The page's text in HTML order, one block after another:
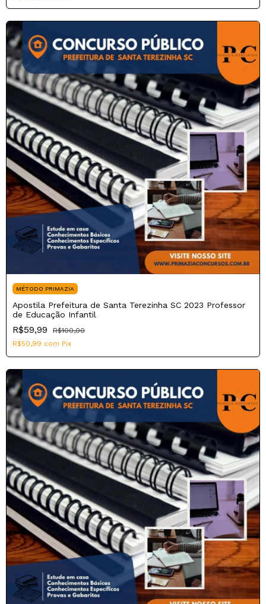
MÉTODO PRIMAZIA
Apostila Prefeitura de Santa Terezinha SC 2023 Professor
de Educação Infantil
R$59,99
R$100,00
R$50,99 com Pix